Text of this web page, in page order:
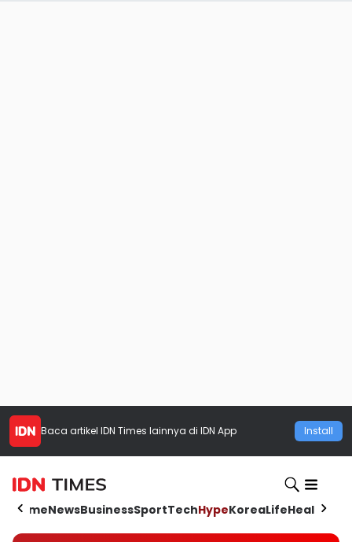
Baca artikel IDN Times lainnya di IDN App Install
HomeNewsBusinessSportTechHypeKoreaLifeHealth